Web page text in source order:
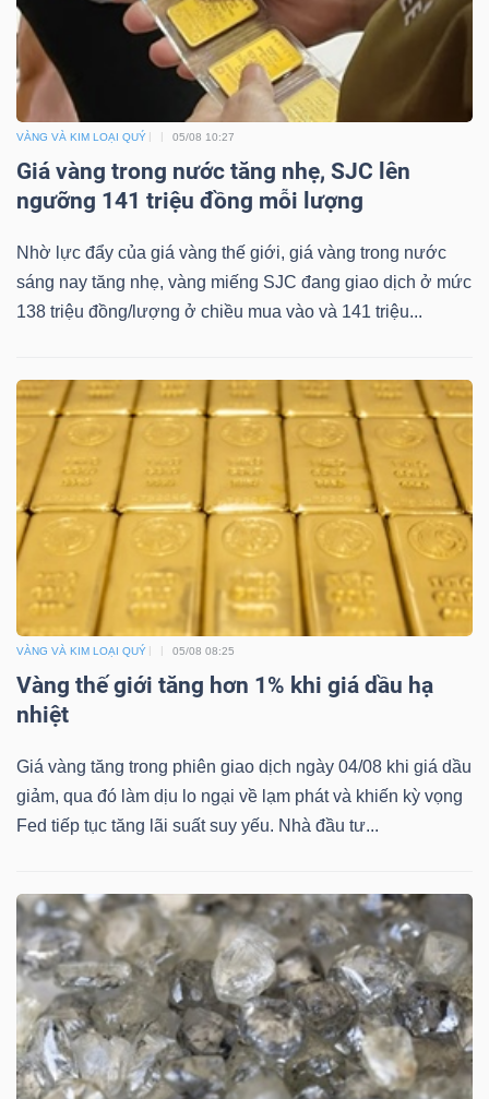
VÀNG VÀ KIM LOẠI QUÝ 05/08 10:27
Giá vàng trong nước tăng nhẹ, SJC lên
ngưỡng 141 triệu đồng mỗi lượng
Nhờ lực đẩy của giá vàng thế giới, giá vàng trong nước
sáng nay tăng nhẹ, vàng miếng SJC đang giao dịch ở mức
138 triệu đồng/lượng ở chiều mua vào và 141 triệu...
VÀNG VÀ KIM LOẠI QUÝ 05/08 08:25
Vàng thế giới tăng hơn 1% khi giá dầu hạ
nhiệt
Giá vàng tăng trong phiên giao dịch ngày 04/08 khi giá dầu
giảm, qua đó làm dịu lo ngại về lạm phát và khiến kỳ vọng
Fed tiếp tục tăng lãi suất suy yếu. Nhà đầu tư...
Sách
tài
chính
Công
cụ
đầu
Truyền
thông
tài
chính
Dữ
tài
chính